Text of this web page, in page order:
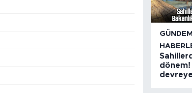
GÜNDEM
dönem!